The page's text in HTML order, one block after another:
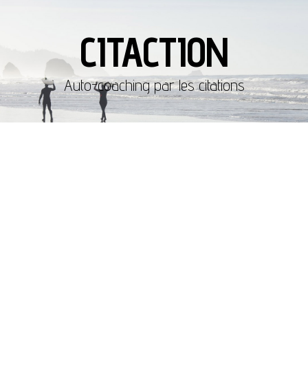
CITACTION
Auto-coaching par les citations